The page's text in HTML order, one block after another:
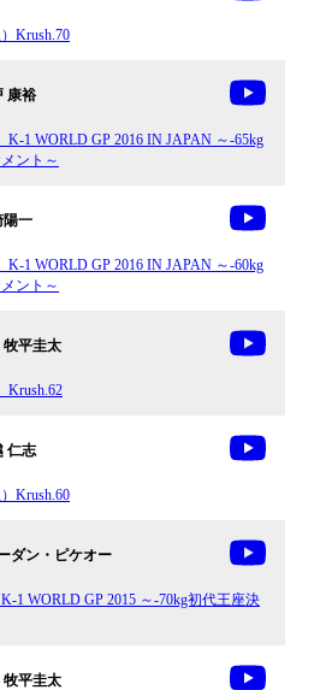
Krush.70
康裕
K-1 WORLD GP 2016 IN JAPAN ～-65kg
ント～
陽一
K-1 WORLD GP 2016 IN JAPAN ～-60kg
ント～
牧平圭太
Krush.62
仁志
Krush.60
ダン・ピケオー
1 WORLD GP 2015 ～-70kg初代王座決
牧平圭太